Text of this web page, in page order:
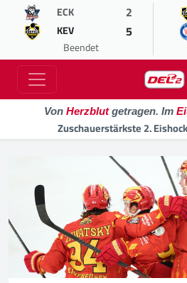
ECK 2
KEV 5
Beendet
Von Herzblutgetragen. Im
Zuschauerstärkste 2.